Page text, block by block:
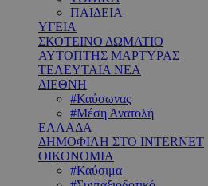
ΠΑΙΔΕΙΑ
ΥΓΕΙΑ
ΣΚΟΤΕΙΝΟ ΔΩΜΑΤΙΟ
ΑΥΤΟΠΤΗΣ ΜΑΡΤΥΡΑΣ
ΤΕΛΕΥΤΑΙΑ ΝΕΑ
ΔΙΕΘΝΗ
#Καύσωνας
#Μέση Ανατολή
ΕΛΛΑΔΑ
ΔΗΜΟΦΙΛΗ ΣΤΟ INTERNET
ΟΙΚΟΝΟΜΙΑ
#Καύσιμα